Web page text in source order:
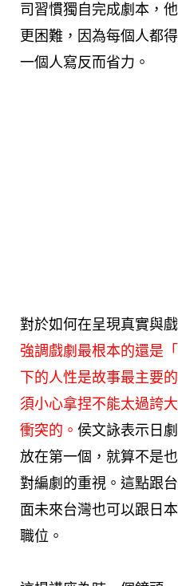
司習慣獨自完成劇本，
更困難，因為每個人都
一個人寫反而省力。
對於如何在呈現真實與
強調戲劇最根本的還是
下的人性是故事最主要
須小心拿捏不能太過誇
衝突的。 侯文詠表示日
放在第一個，就算不是
對編劇的重視。這點跟
面未來台灣也可以跟日
職位。